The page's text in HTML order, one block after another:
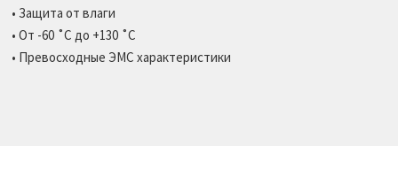
• Защита от влаги
• От -60 ˚C до +130 ˚C
• Превосходные ЭМС характеристики